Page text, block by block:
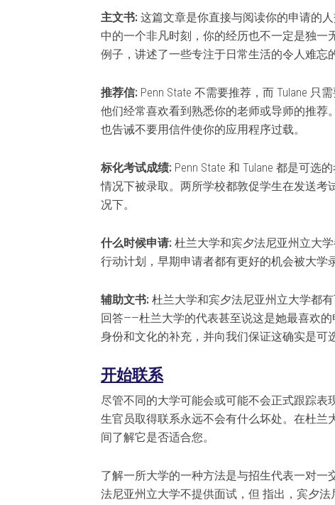
主文书: 这篇文章是你直接与阅读你的申请的
中的一个非凡时刻，你的经历也不一定是独
例子，讲述了一些专注于日常生活的令人难忘
推荐信: Penn State 不需要推荐，而 Tulane 只
他们经常喜欢看到熟悉你的老师或导师的推荐
也告诫不要用信件使你的应用程序过载。
标化考试成绩: Penn State 和 Tulane 都是可选
情况下被录取。两所学校都敦促学生在发送
况下。
什么时候申请: 杜兰大学和宾夕法尼亚州立大
行动计划，早期申请者都有更好的机会被大学
辅助文书: 杜兰大学和宾夕法尼亚州立大学都
回答——杜兰大学的代表甚至说这是她最喜欢
身份和文化的补充，并向我们保证这确实是可
开始联系
尽管不同的大学可能会或可能不会正式跟踪
生官员取得联系永远不会有什么坏处。在杜
间了解它是否适​​合您。
了解一所大学的一种方法是与招生代表一对
法尼亚州立大学不提供面试，但 指出，宾夕